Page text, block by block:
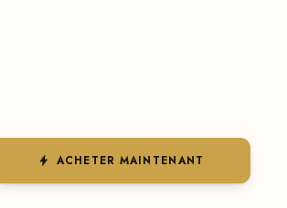
ACHETER MAINTENANT